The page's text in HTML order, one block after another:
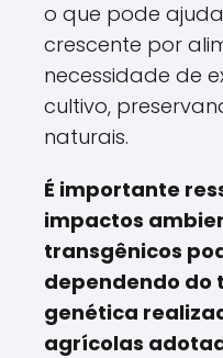
o que pode
crescente por
necessidade de
cultivo,
naturais.
É importante
impactos
transgênicos
dependendo do
genética
agrícolas